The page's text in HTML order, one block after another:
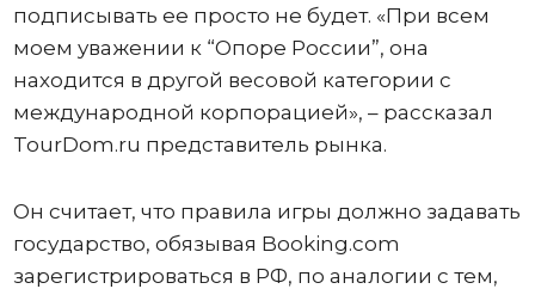
подписывать ее просто не будет. «При всем
моем уважении к “Опоре России”, она
находится в другой весовой категории с
международной корпорацией», – рассказал
TourDom.ru представитель рынка.
Он считает, что правила игры должно задавать
государство, обязывая Booking.com
зарегистрироваться в РФ, по аналогии с тем,